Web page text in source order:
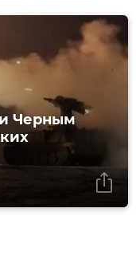
Черным